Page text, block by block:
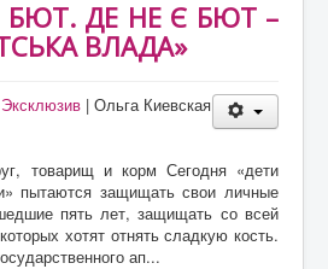
БЮТ. ДЕ НЕ Є БЮТ –
ВЛАДА»
Эксклюзив |Ольга Киевская
товарищ и корм Сегодня «дети
пытаются защищать свои личные
пять лет, защищать со всей
хотят отнять сладкую кость.
ап...